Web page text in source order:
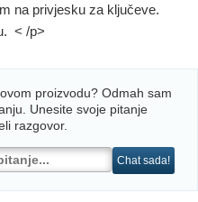
na privjesku za ključeve.
< /p>
proizvodu? Odmah sam
Unesite svoje pitanje
razgovor.
Chat sada!